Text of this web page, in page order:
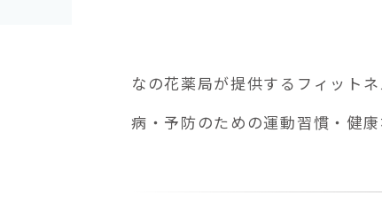
なの花薬局が提供するフィット
病・予防のための運動習慣・健